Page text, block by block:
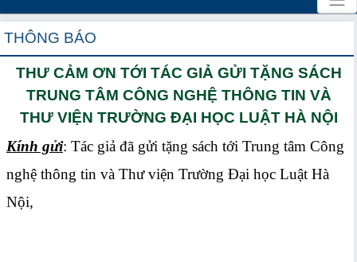
THÔNG BÁO
THƯ CẢM ƠN TỚI TÁC GIẢ GỬI TẶNG SÁCH
TRUNG TÂM CÔNG NGHỆ THÔNG TIN VÀ
THƯ VIỆN TRƯỜNG ĐẠI HỌC LUẬT HÀ NỘI
Kính gửi: Tác giả đã gửi tặng sách tới Trung tâm Công
nghệ thông tin và Thư viện Trường Đại học Luật Hà
Nội,